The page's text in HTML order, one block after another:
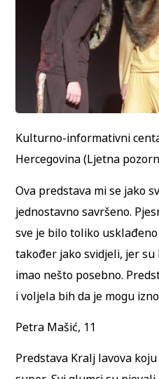
Kulturno-informativni
Hercegovina (Ljetna
Ova predstava mi se jako
jednostavno savršeno.
sve je bilo toliko
također jako svidjeli, jer
imao nešto posebno.
i voljela bih da je mogu
Petra Mašić, 11
Predstava Kralj lavova